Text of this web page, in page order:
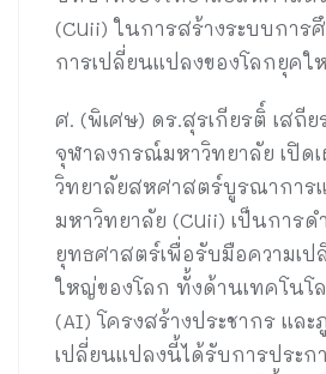
(CUii) ในการสร้างระบบกา
การเปลี่ยนแปลงของโลกยุคใ
ศ. (พิเศษ) ดร.สุรเกียรติ์ เสถี
จุฬาลงกรณ์มหาวิทยาลัย เปิด
วิทยาลัยสหศาสตร์บูรณาการ
มหาวิทยาลัย (CUii) เป็นการด
ยุทธศาสตร์เพื่อรับมือความเป
ใหญ่ของโลก ทั้งด้านเทคโน
(AI) โครงสร้างประชากร แล
เปลี่ยนแปลงนี้ได้รับการประก